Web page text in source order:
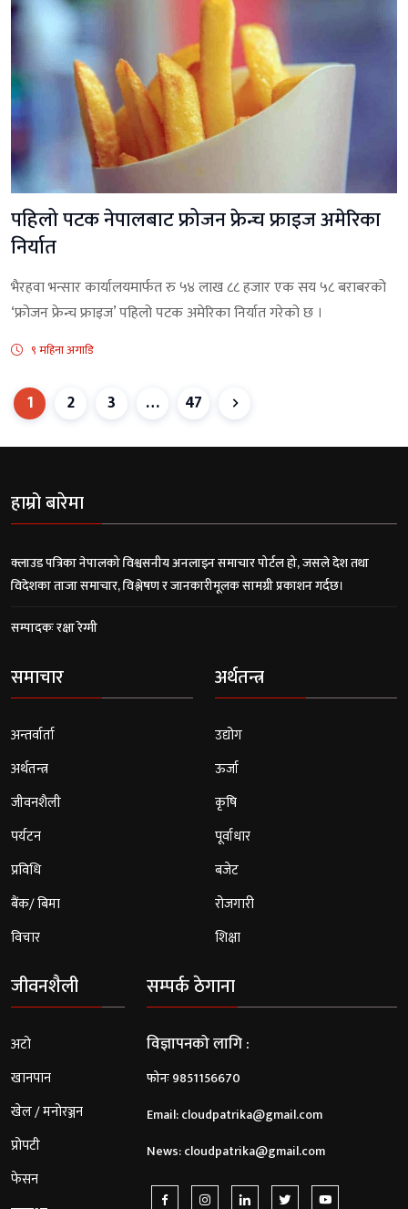
पहिलो पटक नेपालबाट फ्रोजन फ्रेन्च फ्राइज अमेरिका
निर्यात
भैरहवा भन्सार कार्यालयमार्फत रु ५४ लाख ८८ हजार एक सय ५८ बराबरको
‘फ्रोजन फ्रेन्च फ्राइज’ पहिलो पटक अमेरिका निर्यात गरेको छ ।
९ महिना अगाडि
1 2 3 … 47
हाम्रो बारेमा
क्लाउड पत्रिका नेपालको विश्वसनीय अनलाइन समाचार पोर्टल हो, जसले देश तथा
विदेशका ताजा समाचार, विश्लेषण र जानकारीमूलक सामग्री प्रकाशन गर्दछ।
सम्पादकः रक्षा रेग्मी
समाचार
अन्तर्वार्ता
अर्थतन्त्र
जीवनशैली
पर्यटन
प्रविधि
बैंक/ बिमा
विचार
अर्थतन्त्र
उद्योग
ऊर्जा
कृषि
पूर्वाधार
बजेट
रोजगारी
शिक्षा
जीवनशैली
अटो
खानपान
खेल / मनोरञ्जन
प्रोपटी
फेसन
सम्पर्क ठेगाना
विज्ञापनको लागि :
फोनः 9851156670
Email:cloudpatrika@gmail.com
News:cloudpatrika@gmail.com